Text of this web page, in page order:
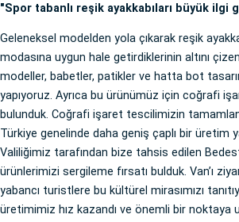
"Spor tabanlı reşik ayakkabıları büyük ilgi
Geleneksel modelden yola çıkarak reşik
modasına uygun hale getirdiklerinin altını
modeller, babetler, patikler ve hatta bot
yapıyoruz. Ayrıca bu ürünümüz için coğrafi
bulunduk. Coğrafi işaret tescilimizin
Türkiye genelinde daha geniş çaplı bir üretim
Valiliğimiz tarafından bize tahsis edilen
ürünlerimizi sergileme fırsatı bulduk. Van’ı
yabancı turistlere bu kültürel mirasımızı
üretimimiz hız kazandı ve önemli bir noktaya